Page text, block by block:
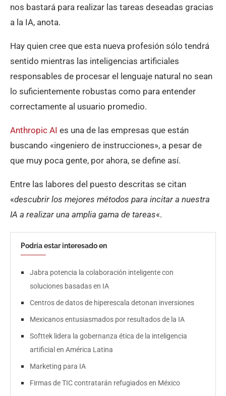
nos bastará para realizar las tareas deseadas gracias
a la IA, anota.
Hay quien cree que esta nueva profesión sólo tendrá
sentido mientras las inteligencias artificiales
responsables de procesar el lenguaje natural no sean
lo suficientemente robustas como para entender
correctamente al usuario promedio.
Anthropic AI es una de las empresas que están
buscando «ingeniero de instrucciones», a pesar de
que muy poca gente, por ahora, se define así.
Entre las labores del puesto descritas se citan
«descubrir los mejores métodos para incitar a nuestra
IA a realizar una amplia gama de tareas«.
Podría estar interesado en
Jabra potencia la colaboración inteligente con
soluciones basadas en IA
Centros de datos de hiperescala detonan inversiones
Mexicanos entusiasmados por resultados de la IA
Softtek lidera la gobernanza ética de la inteligencia
artificial en América Latina
Marketing para IA
Firmas de TIC contratarán refugiados en México